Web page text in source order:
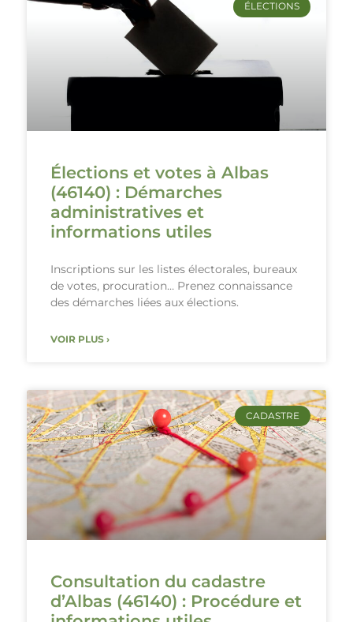
ÉLECTIONS
Élections et votes à Albas
(46140) : Démarches
administratives et
informations utiles
Inscriptions sur les listes électorales, bureaux
de votes, procuration… Prenez connaissance
des démarches liées aux élections.
VOIR PLUS ›
CADASTRE
Consultation du cadastre
d’Albas (46140) : Procédure et